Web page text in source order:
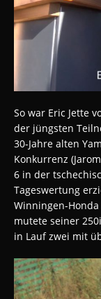
So war Eric Jette
der jüngsten
30-Jahre alten
Konkurrenz
6 in der
Tageswertung
Winningen-Honda
mutete seiner
in Lauf zwei mit